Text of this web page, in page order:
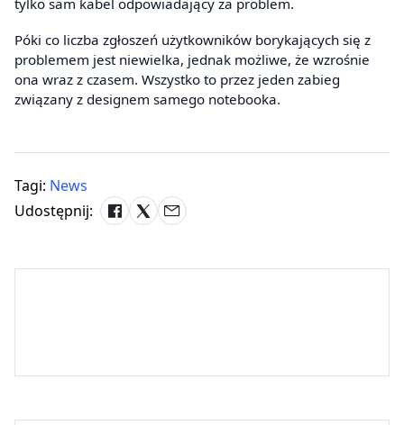
tylko sam kabel odpowiadający za problem.
Póki co liczba zgłoszeń użytkowników borykających się z
problemem jest niewielka, jednak możliwe, że wzrośnie
ona wraz z czasem. Wszystko to przez jeden zabieg
związany z designem samego notebooka.
Tagi: News
Udostępnij: